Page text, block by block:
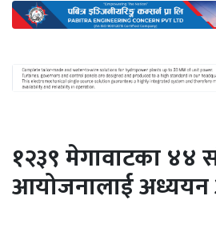
ऊर्जा
दक्षता
खबर
हरित
१२३९ मेगावाटका ४४
आयोजनालाई अध्ययन